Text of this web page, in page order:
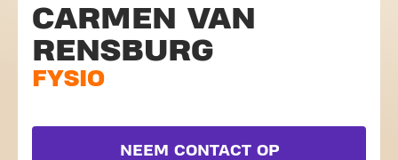
CARMEN VAN
RENSBURG
FYSIO
NEEM CONTACT OP